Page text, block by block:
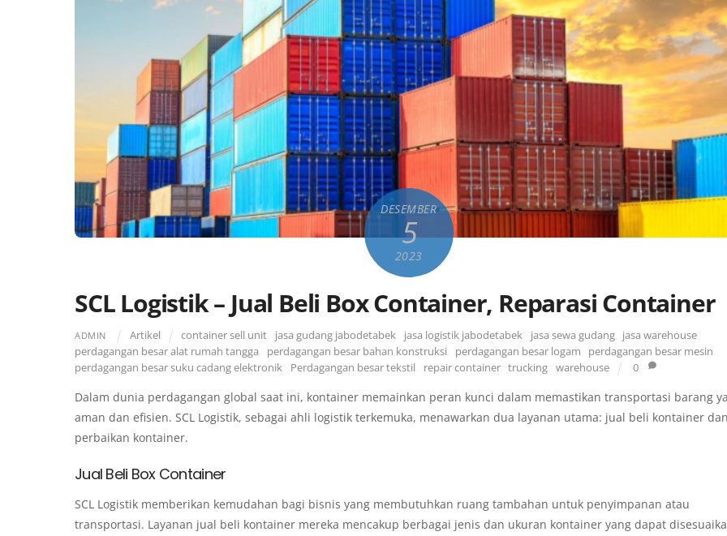
DESEMBER
5
2023
SCL Logistik – Jual Beli Box Container, Reparasi Container
ADMIN Artikel container sell unit jasa gudang jabodetabek jasa logistik jabodetabek, jasa sewa gudang, jasa warehouse
perdagangan besar alat rumah tangga
perdagangan besar bahan konstruksi perdagangan besar logam perdagangan besar mesin
perdagangan besar suku cadang elektronik
Perdagangan besar tekstil repair container, trucking warehouse 0
Dalam dunia perdagangan global saat ini, kontainer memainkan peran kunci dalam memastikan transportasi barang
aman dan efisien. SCL Logistik, sebagai ahli logistik terkemuka, menawarkan dua layanan utama: jual beli kontainer dan
perbaikan kontainer.
Jual Beli Box Container
SCL Logistik memberikan kemudahan bagi bisnis yang membutuhkan ruang tambahan untuk penyimpanan atau
transportasi. Layanan jual beli kontainer mereka mencakup berbagai jenis dan ukuran kontainer yang dapat